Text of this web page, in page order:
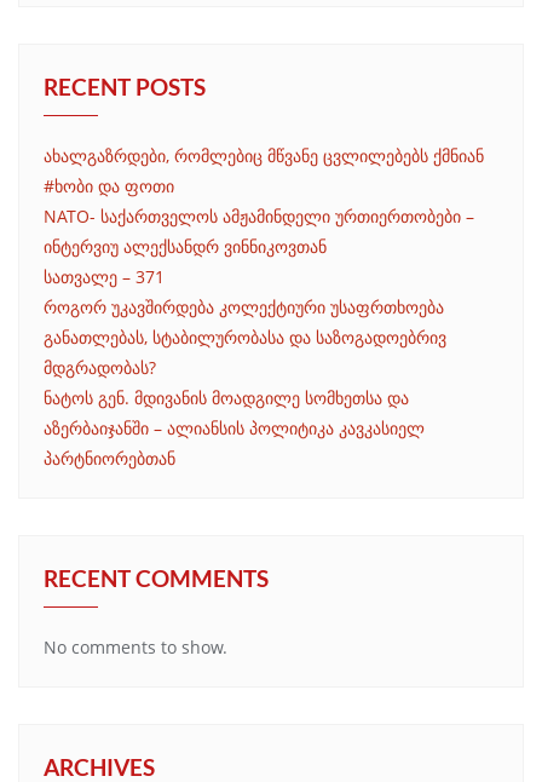
RECENT POSTS
ახალგაზრდები, რომლებიც მწვანე ცვლილებებს ქმნიან
#ხობი და ფოთი
NATO- საქართველოს ამჟამინდელი ურთიერთობები –
ინტერვიუ ალექსანდრ ვინნიკოვთან
სათვალე – 371
როგორ უკავშირდება კოლექტიური უსაფრთხოება
განათლებას, სტაბილურობასა და საზოგადოებრივ
მდგრადობას?
ნატოს გენ. მდივანის მოადგილე სომხეთსა და
აზერბაიჯანში – ალიანსის პოლიტიკა კავკასიელ
პარტნიორებთან
RECENT COMMENTS
No comments to show.
ARCHIVES